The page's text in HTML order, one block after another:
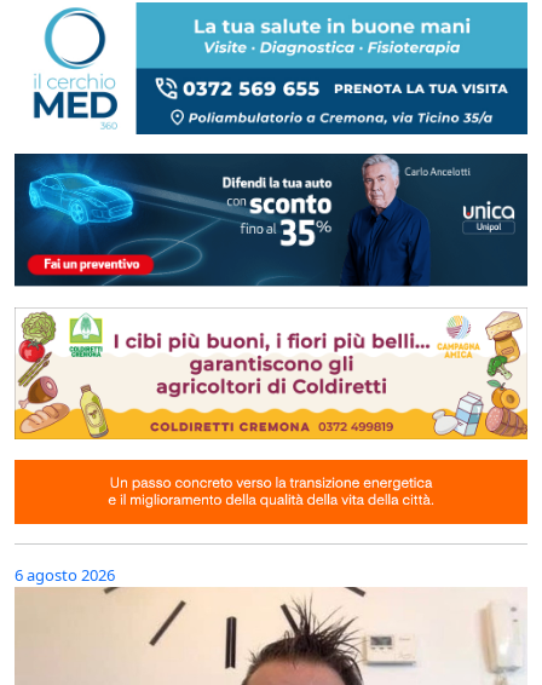
6 agosto 2026